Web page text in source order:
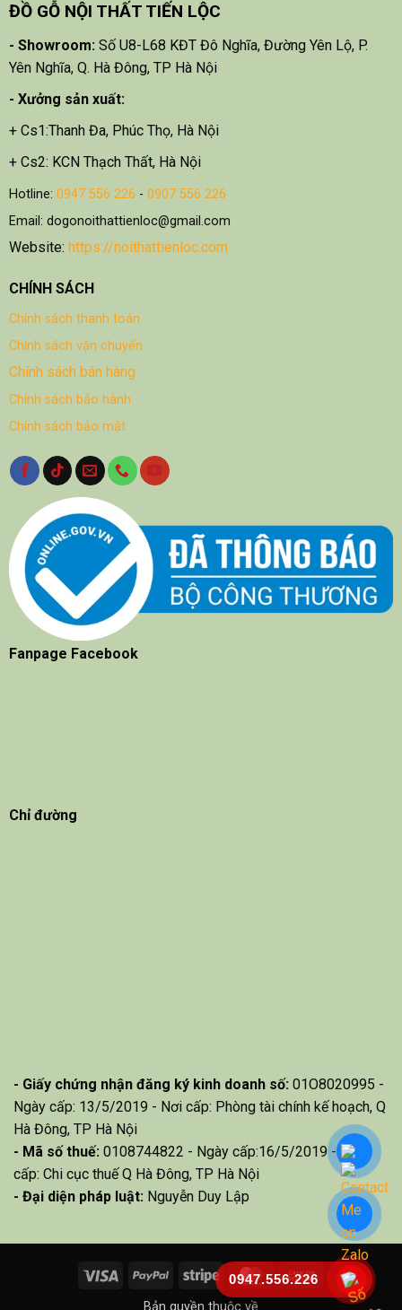
ĐỒ GỖ NỘI THẤT TIẾN LỘC
- Showroom: Số U8-L68 KĐT Đô Nghĩa, Đường Yên Lộ, P.
Yên Nghĩa, Q. Hà Đông, TP Hà Nội
- Xưởng sản xuất:
+ Cs1:Thanh Đa, Phúc Thọ, Hà Nội
+ Cs2: KCN Thạch Thất, Hà Nội
Hotline: 0947 556 226 - 0907 556 226
Email: dogonoithattienloc@gmail.com
Website: https://noithattienloc.com
CHÍNH SÁCH
Chính sách thanh toán
Chính sách vận chuyển
Chính sách bán hàng
Chính sách bảo hành
Chính sách bảo mật
Fanpage Facebook
Chỉ đường
- Giấy chứng nhận đăng ký kinh doanh số: 01O8020995 -
Ngày cấp: 13/5/2019 - Nơi cấp: Phòng tài chính kế hoạch, Q
Hà Đông, TP Hà Nội
- Mã số thuế: 0108744822 - Ngày cấp:16/5/2019 - Nơi
cấp: Chi cục thuế Q Hà Đông, TP Hà Nội
- Đại diện pháp luật: Nguyễn Duy Lập
Visa PayPal Stripe MasterCardCash
On
Bản quyền thuộc về
0947.556.226